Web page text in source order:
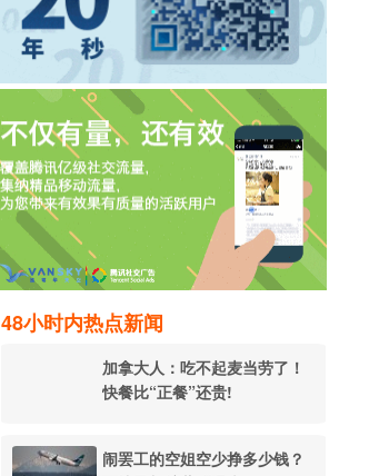
48小时内热点新闻
加拿大人：吃不起麦当劳了！
快餐比“正餐”还贵!
闹罢工的空姐空少挣多少钱？